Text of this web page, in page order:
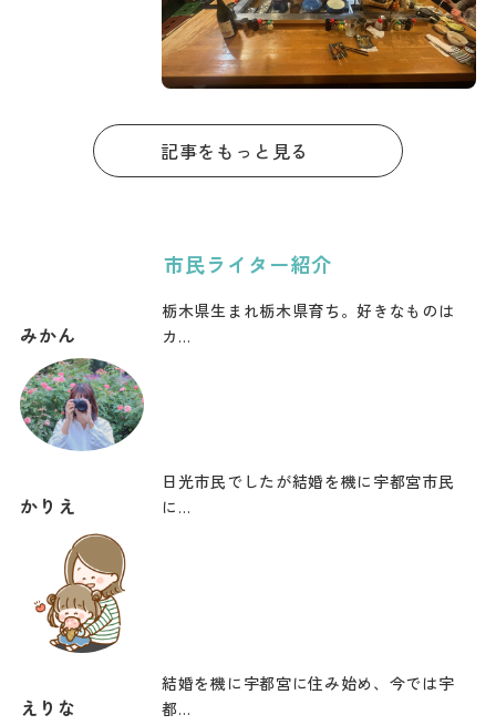
記事をもっと見る
市民ライター紹介
みかん
栃木県生まれ栃木県育ち。好きなものは
カ…
かりえ
日光市民でしたが結婚を機に宇都宮市民
に…
えりな
結婚を機に宇都宮に住み始め、今では宇
都…